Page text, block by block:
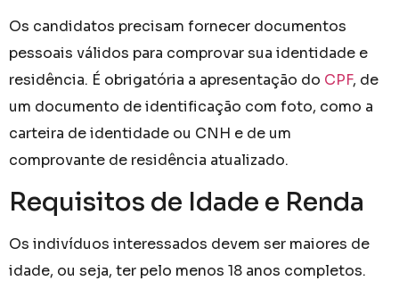
Os candidatos precisam fornecer documentos
pessoais válidos para comprovar sua identidade e
residência. É obrigatória a apresentação do CPF, de
um documento de identificação com foto, como a
carteira de identidade ou CNH e de um
comprovante de residência atualizado.
Requisitos de Idade e Renda
Os indivíduos interessados devem ser maiores de
idade, ou seja, ter pelo menos 18 anos completos.